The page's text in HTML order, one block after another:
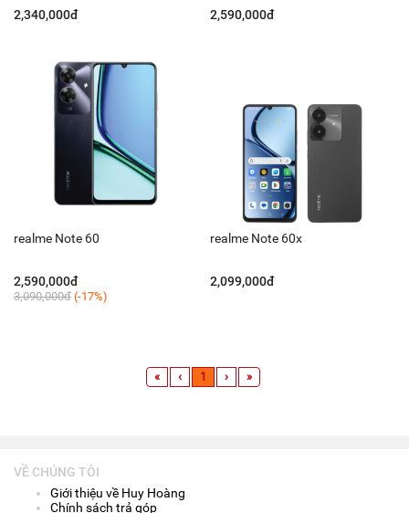
2,340,000đ 2,590,000đ
realme Note 60
2,590,000đ
3,090,000đ (-17%)
realme Note 60x
2,099,000đ
« ‹ 1 › »
VỀ CHÚNG TÔI
Giới thiệu về Huy Hoàng
Chính sách trả góp